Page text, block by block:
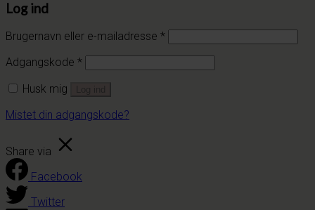
Log ind
Brugernavn eller e-mailadresse *
Adgangskode *
Husk mig
Mistet din adgangskode?
Share via
Facebook
Twitter